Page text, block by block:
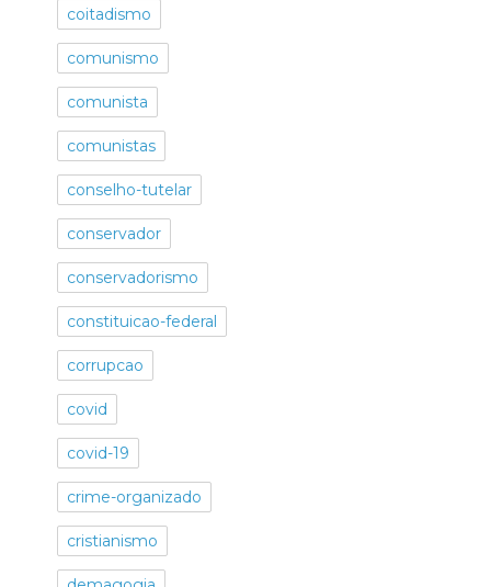
coitadismo
comunismo
comunista
comunistas
conselho-tutelar
conservador
conservadorismo
constituicao-federal
corrupcao
covid
covid-19
crime-organizado
cristianismo